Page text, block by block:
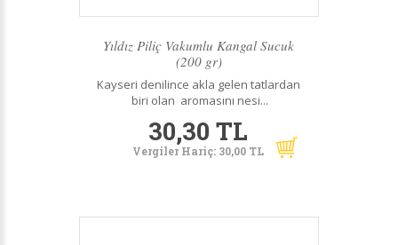
Yıldız Piliç Vakumlu Kangal Sucuk
(200 gr)
Kayseri denilince akla gelen tatlardan
biri olan aromasını nesi...
30,30 TL
Vergiler Hariç: 30,00 TL